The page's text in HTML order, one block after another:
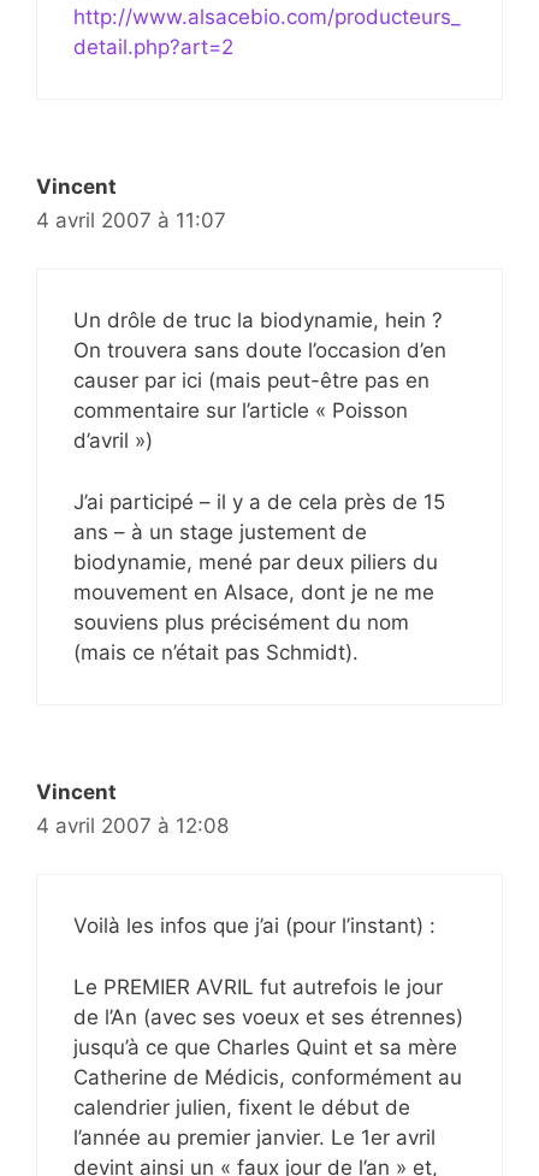
http://www.alsacebio.com/producteurs_
detail.php?art=2
Vincent
4 avril 2007 à 11:07
Un drôle de truc la biodynamie, hein ?
On trouvera sans doute l’occasion d’en
causer par ici (mais peut-être pas en
commentaire sur l’article « Poisson
d’avril »)
J’ai participé – il y a de cela près de 15
ans – à un stage justement de
biodynamie, mené par deux piliers du
mouvement en Alsace, dont je ne me
souviens plus précisément du nom
(mais ce n’était pas Schmidt).
Vincent
4 avril 2007 à 12:08
Voilà les infos que j’ai (pour l’instant) :
Le PREMIER AVRIL fut autrefois le jour
de l’An (avec ses voeux et ses étrennes)
jusqu’à ce que Charles Quint et sa mère
Catherine de Médicis, conformément au
calendrier julien, fixent le début de
l’année au premier janvier. Le 1er avril
devint ainsi un « faux jour de l’an » et,